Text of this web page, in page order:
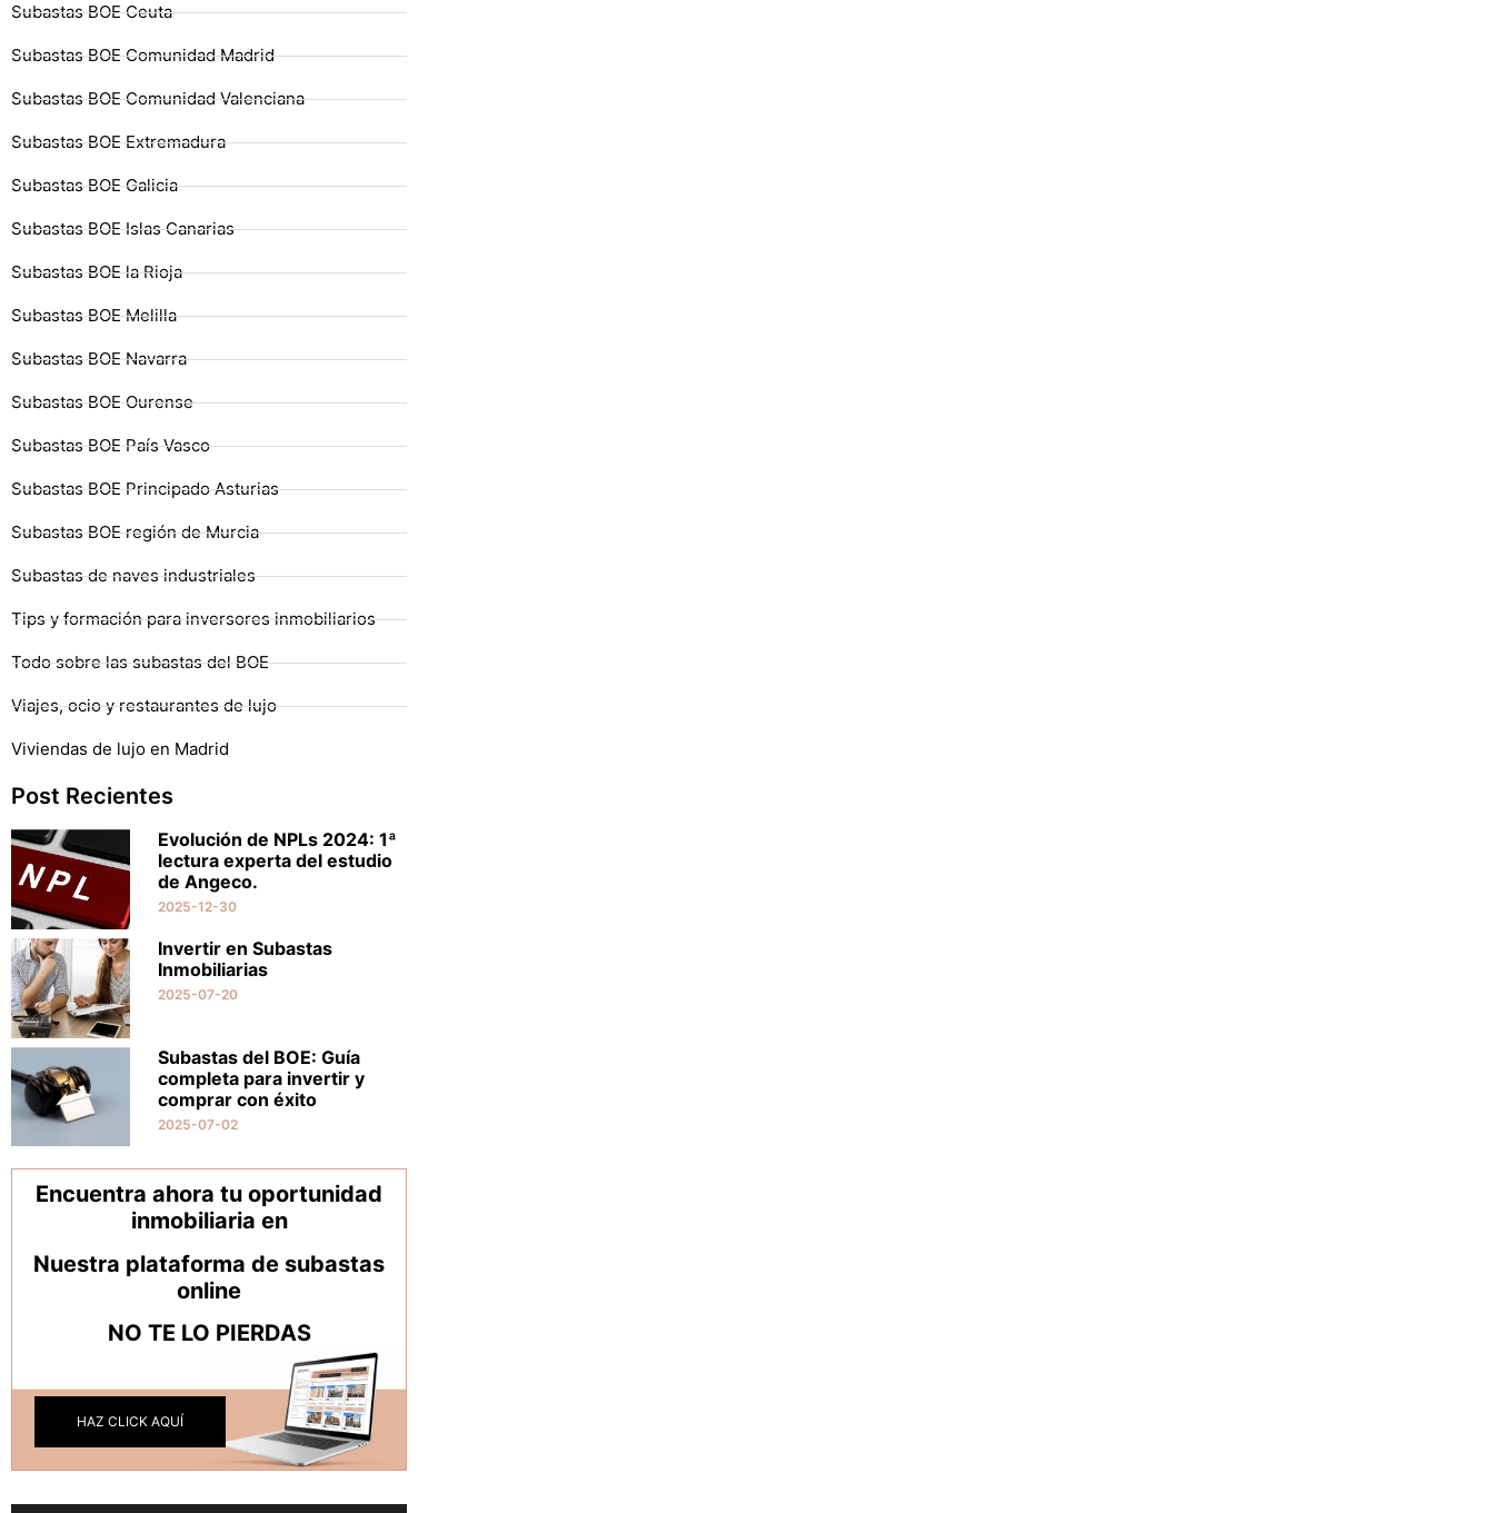
Subastas BOE Ceuta
Subastas BOE Comunidad Madrid
Subastas BOE Comunidad Valenciana
Subastas BOE Extremadura
Subastas BOE Galicia
Subastas BOE Islas Canarias
Subastas BOE la Rioja
Subastas BOE Melilla
Subastas BOE Navarra
Subastas BOE Ourense
Subastas BOE País Vasco
Subastas BOE Principado Asturias
Subastas BOE región de Murcia
Subastas de naves industriales
Tips y formación para inversores inmobiliarios
Todo sobre las subastas del BOE
Viajes, ocio y restaurantes de lujo
Viviendas de lujo en Madrid
Post Recientes
Evolución de NPLs 2024: 1ª
lectura experta del estudio
de Angeco.
2025-12-30
Invertir en Subastas
Inmobiliarias
2025-07-20
Subastas del BOE: Guía
completa para invertir y
comprar con éxito
2025-07-02
Encuentra ahora tu oportunidad
inmobiliaria en
Nuestra plataforma de subastas
online
NO TE LO PIERDAS
HAZ CLICK AQUÍ